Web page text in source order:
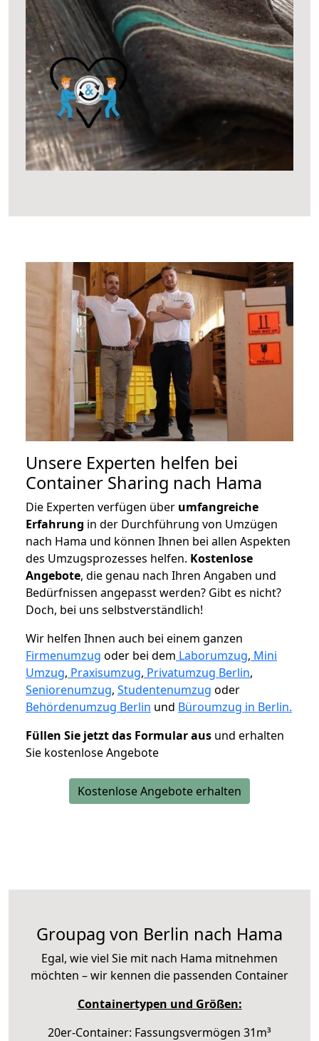
Unsere Experten helfen bei
Container Sharing nach Hama
Die Experten verfügen über umfangreiche
Erfahrung in der Durchführung von Umzügen
nach Hama und können Ihnen bei allen Aspekten
des Umzugsprozesses helfen. Kostenlose
Angebote, die genau nach Ihren Angaben und
Bedürfnissen angepasst werden? Gibt es nicht?
Doch, bei uns selbstverständlich!
Wir helfen Ihnen auch bei einem ganzen
Firmenumzug oder bei dem Laborumzug, Mini
Umzug, Praxisumzug, Privatumzug Berlin,
Seniorenumzug, Studentenumzug oder
Behördenumzug Berlin und Büroumzug in Berlin.
Füllen Sie jetzt das Formular aus und erhalten
Sie kostenlose Angebote
Kostenlose Angebote erhalten
Groupag von Berlin nach Hama
Egal, wie viel Sie mit nach Hama mitnehmen
möchten – wir kennen die passenden Container
Containertypen und Größen:
20er-Container: Fassungsvermögen 31m³